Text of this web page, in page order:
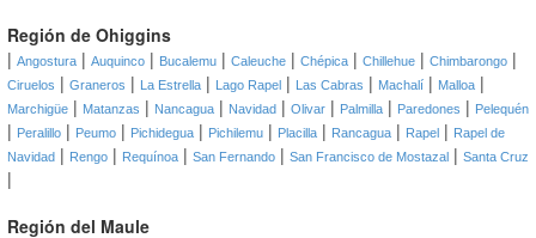
Región de Ohiggins
| Angostura | Auquinco | Bucalemu | Caleuche | Chépica | Chillehue | Chimbarongo |
Ciruelos | Graneros | La Estrella | Lago Rapel | Las Cabras | Machalí | Malloa |
Marchigüe | Matanzas | Nancagua | Navidad | Olivar | Palmilla | Paredones | Pelequén
| Peralillo | Peumo | Pichidegua | Pichilemu | Placilla | Rancagua | Rapel | Rapel de
Navidad | Rengo | Requínoa | San Fernando | San Francisco de Mostazal | Santa Cruz
|
Región del Maule